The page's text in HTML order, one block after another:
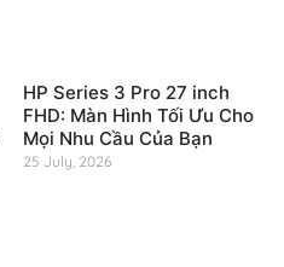
HP Series 3 Pro 27 inch
FHD: Màn Hình Tối Ưu Cho
Mọi Nhu Cầu Của Bạn
25 July, 2026